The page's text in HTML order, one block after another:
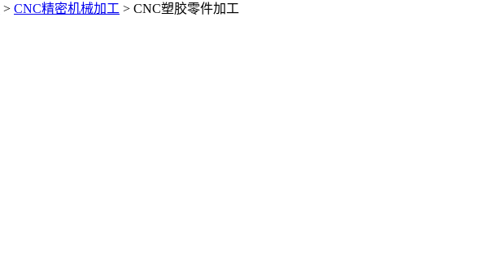
> CNC精密机械加工 > CNC塑胶零件加工